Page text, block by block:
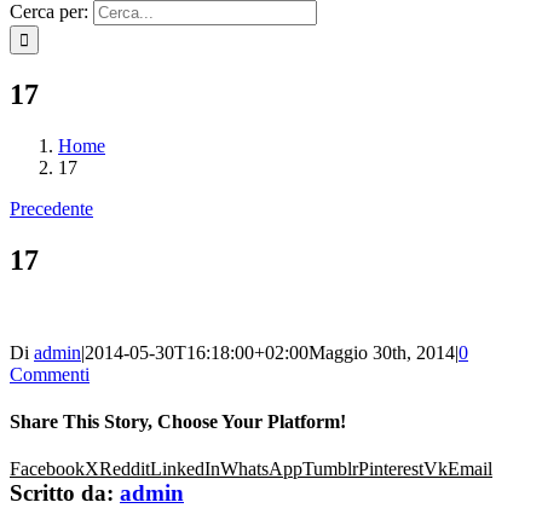
Cerca per:
17
Home
17
Precedente
17
Di admin|2014-05-30T16:18:00+02:00Maggio 30th, 2014|0
Commenti
Share This Story, Choose Your Platform!
FacebookXRedditLinkedInWhatsAppTumblrPinterestVkEmail
Scritto da: admin